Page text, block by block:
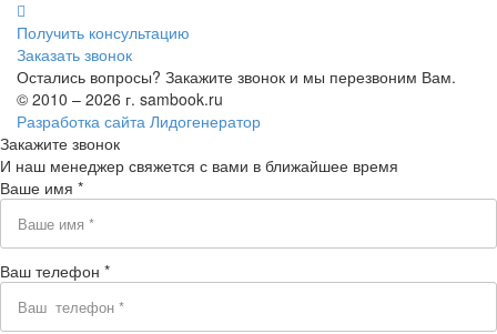
Получить консультацию
Заказать звонок
Остались вопросы? Закажите звонок и мы перезвоним Вам.
© 2010 – 2026 г. sambook.ru
Разработка сайта Лидогенератор
Закажите звонок
И наш менеджер свяжется с вами в ближайшее время
Ваше имя *
Ваш телефон *